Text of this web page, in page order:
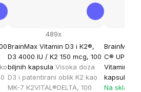
BrainMax Vitamin D3 i K2®,
D3 4000 IU / K2 150 mcg, 100
biljnih kapsula Visoka doza
D3 i patentirani oblik K2 kao
MK-7 K2VITAL®DELTA, 100
489x
BrainMax
C®
Vitamin C,
kapsula
Na